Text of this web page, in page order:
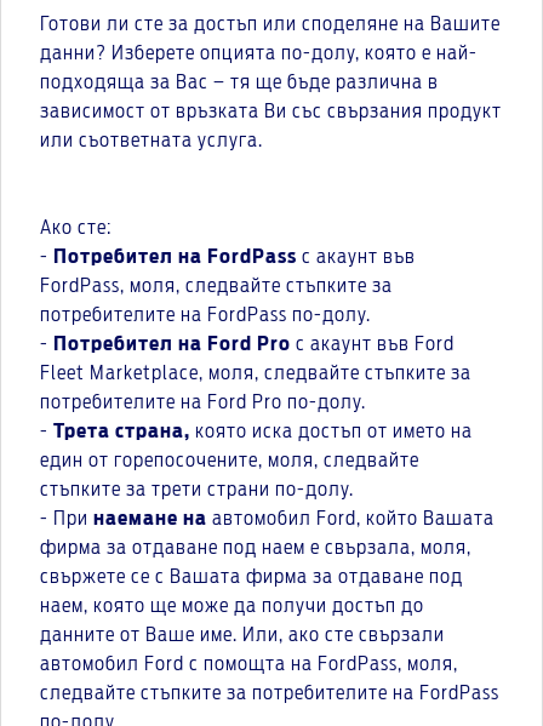
Готови ли сте за достъп или споделяне на Вашите
данни? Изберете опцията по-долу, която е най-
подходяща за Вас – тя ще бъде различна в
зависимост от връзката Ви със свързания продукт
или съответната услуга.
Ако сте:
- Потребител на FordPass с акаунт във
FordPass, моля, следвайте стъпките за
потребителите на FordPass по-долу.
- Потребител на Ford Pro с акаунт във Ford
Fleet Marketplace, моля, следвайте стъпките за
потребителите на Ford Pro по-долу.
- Трета страна, която иска достъп от името на
един от горепосочените, моля, следвайте
стъпките за трети страни по-долу.
- При наемане на автомобил Ford, който Вашата
фирма за отдаване под наем е свързала, моля,
свържете се с Вашата фирма за отдаване под
наем, която ще може да получи достъп до
данните от Ваше име. Или, ако сте свързали
автомобил Ford с помощта на FordPass, моля,
следвайте стъпките за потребителите на FordPass